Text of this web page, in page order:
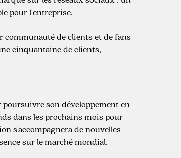
pour l'entreprise.
communauté de clients et de fans
cinquantaine de clients,
son développement en
dans les prochains mois pour
s'accompagnera de nouvelles
sur le marché mondial.